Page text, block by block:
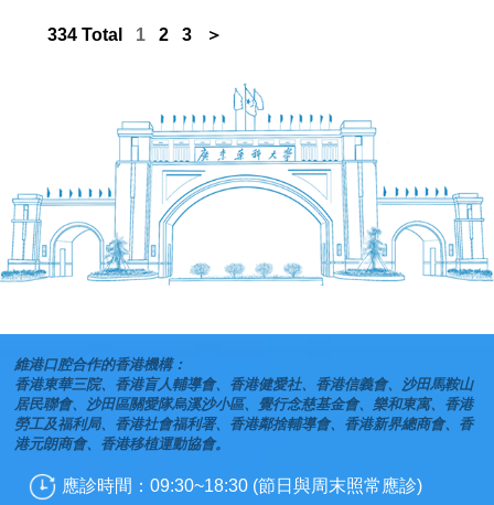
334 Total 1 2 3 ＞
維港口腔合作的香港機構：
香港東華三院、香港盲人輔導會、香港健愛社、香港信義會、沙田馬鞍山
居民聯會、沙田區關愛隊烏溪沙小區、覺行念慈基金會、樂和東寓、香港
勞工及福利局、香港社會福利署、香港鄰捨輔導會、香港新界總商會、香
港元朗商會、香港移植運動協會。
應診時間：09:30~18:30 (節日與周末照常應診)